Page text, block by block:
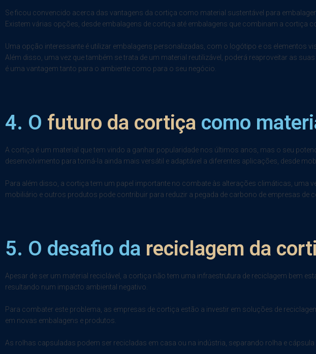
Se ficou convencido acerca das vantagens da cortiça como material sustentável para
Existem várias opções, desde embalagens de cortiça até embalagens que combinam a
Uma opção interessante é utilizar embalagens personalizadas, com o logótipo e os elementos
Além disso, uma vez que também se trata de um material reutilizável, poderá reaproveitar as
é uma vantagem tanto para o ambiente como para o seu negócio.
4. O futuro da cortiça como
A cortiça é um material que tem vindo a ganhar popularidade nos últimos anos, mas o seu
desenvolvimento para torná-la ainda mais versátil e adaptável a diferentes aplicações, desde
Para além disso, a cortiça tem um papel importante no combate às alterações climáticas, uma
mobiliário e outros produtos pode contribuir para reduzir a pegada de carbono de empresas de
5. O desafio da reciclagem da
Apesar de ser um material reciclável, a cortiça não tem uma infraestrutura de reciclagem bem
resultando num impacto ambiental negativo.
Para combater este problema, as empresas de cortiça estão a investir em soluções de
em novas embalagens e produtos.
As rolhas capsuladas podem ser recicladas em casa ou na indústria, separando rolha e